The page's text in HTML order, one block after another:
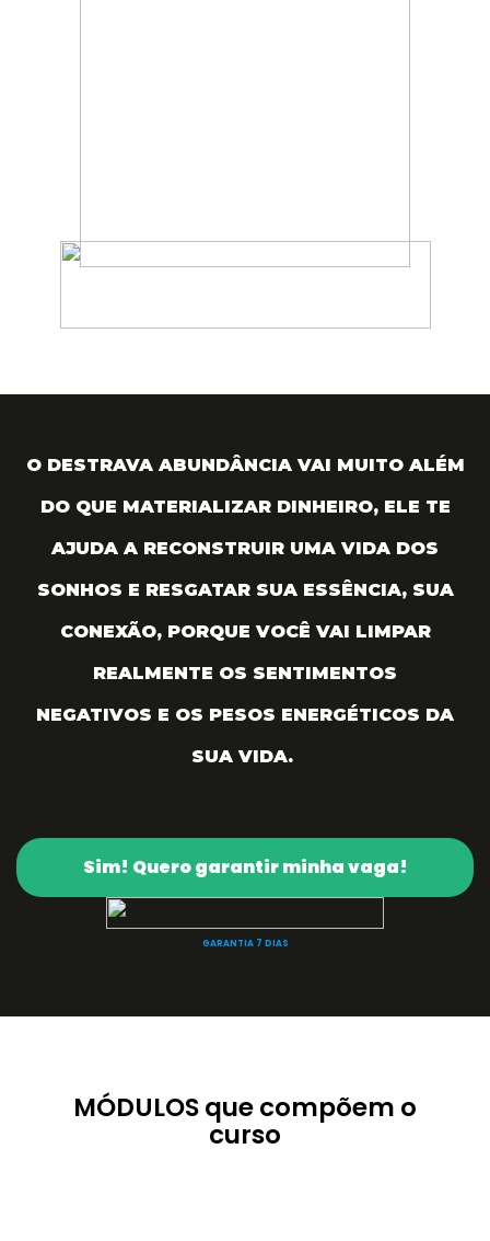
O DESTRAVA ABUNDÂNCIA VAI MUITO ALÉM
DO QUE MATERIALIZAR DINHEIRO, ELE TE
AJUDA A RECONSTRUIR UMA VIDA DOS
SONHOS E RESGATAR SUA ESSÊNCIA, SUA
CONEXÃO, PORQUE VOCÊ VAI LIMPAR
REALMENTE OS SENTIMENTOS
NEGATIVOS E OS PESOS ENERGÉTICOS DA
SUA VIDA.
Sim! Quero garantir minha vaga!
GARANTIA 7 DIAS
MÓDULOS que compõem o
curso